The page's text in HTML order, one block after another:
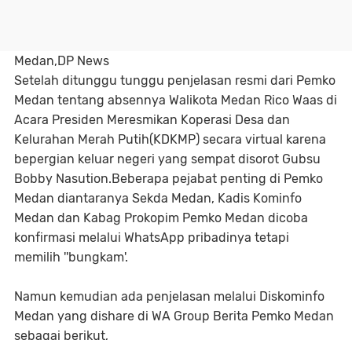
Medan,DP News
Setelah ditunggu tunggu penjelasan resmi dari Pemko
Medan tentang absennya Walikota Medan Rico Waas di
Acara Presiden Meresmikan Koperasi Desa dan
Kelurahan Merah Putih(KDKMP) secara virtual karena
bepergian keluar negeri yang sempat disorot Gubsu
Bobby Nasution.Beberapa pejabat penting di Pemko
Medan diantaranya Sekda Medan, Kadis Kominfo
Medan dan Kabag Prokopim Pemko Medan dicoba
konfirmasi melalui WhatsApp pribadinya tetapi
memilih ''bungkam'.
Namun kemudian ada penjelasan melalui Diskominfo
Medan yang dishare di WA Group Berita Pemko Medan
sebagai berikut,